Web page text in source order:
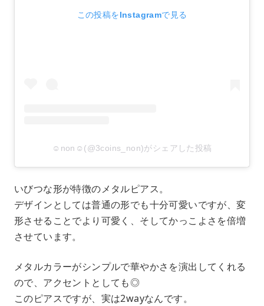
この投稿をInstagramで見る
☺︎non☺︎(@3coins_non)がシェアした投稿
いびつな形が特徴のメタルピアス。
デザインとしては普通の形でも十分可愛いですが、変
形させることでより可愛く、そしてかっこよさを倍増
させています。
メタルカラーがシンプルで華やかさを演出してくれる
ので、アクセントとしても◎
このピアスですが、実は2wayなんです。